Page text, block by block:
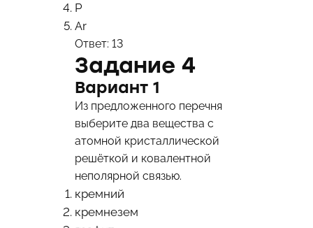
P
Ar
Ответ: 13
Задание 4
Вариант 1
Из предложенного перечня
выберите два вещества с
атомной кристаллической
решёткой и ковалентной
неполярной связью.
кремний
кремнезем